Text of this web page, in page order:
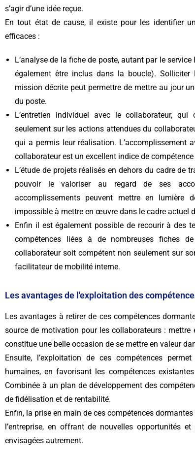
s’agir d’une idée reçue.
En tout état de cause, il existe pour les identifier
efficaces :
L’analyse de la fiche de poste, autant par le
également être inclus dans la boucle).
mission décrite peut permettre de mettre au jour
du poste.
L’entretien individuel avec le collaborateur,
seulement sur les actions attendues du
qui a permis leur réalisation. L’accomplissement
collaborateur est un excellent indice de
L’étude de projets réalisés en dehors du cadre de
pouvoir le valoriser au regard de ses
accomplissements peuvent mettre en lumière
impossible à mettre en œuvre dans le cadre actuel
Enfin il est également possible de recourir à des
compétences liées à de nombreuses fiches
collaborateur soit compétent non seulement sur
facilitateur de mobilité interne.
Les avantages de l'exploitation des
Les avantages à retirer de ces compétences
source de motivation pour les collaborateurs :
constitue une belle occasion de se mettre en valeur
Ensuite, l’exploitation de ces compétences
humaines, en favorisant les compétences
Combinée à un plan de développement des
de fidélisation et de rentabilité.
Enfin, la prise en main de ces compétences
l’entreprise, en offrant de nouvelles opportunités
envisagées autrement.